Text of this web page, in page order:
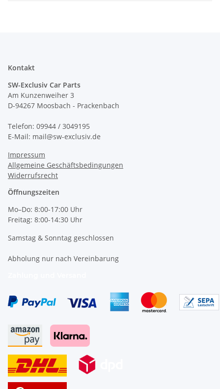
Kontakt
SW-Exclusiv Car Parts
Am Kunzenweiher 3
D-94267 Moosbach - Prackenbach
Telefon: 09944 / 3049195
E-Mail: mail@sw-exclusiv.de
Impressum
Allgemeine Geschäftsbedingungen
Widerrufsrecht
Öffnungszeiten
Mo–Do: 8:00-17:00 Uhr
Freitag: 8:00-14:30 Uhr
Samstag & Sonntag geschlossen
Abholung nur nach Vereinbarung